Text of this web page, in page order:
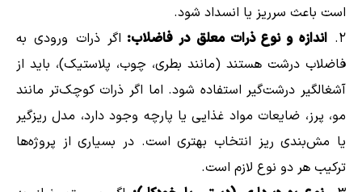
است باعث سرریز یا انسداد شود.
اندازه و نوع ذرات معلق در فاضلاب: اگر ذرات ورودی به
فاضلاب درشت هستند (مانند بطری، چوب، پلاستیک)، باید از
آشغالگیر درشت‌گیر استفاده شود. اما اگر ذرات کوچک‌تر مانند
مو، پرز، ضایعات مواد غذایی یا پارچه وجود دارد، مدل ریزگیر
یا مش‌بندی ریز انتخاب بهتری است. در بسیاری از پروژه‌ها
ترکیب هر دو نوع لازم است.